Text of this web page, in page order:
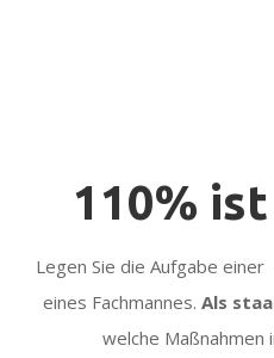
110%
Legen Sie die Aufgabe
eines Fachmannes.Als
welche Maßnahmen